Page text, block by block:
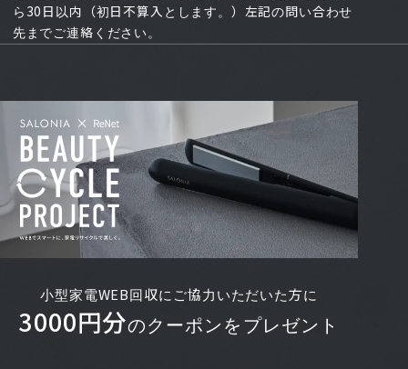
ら30日以内（初日不算入とします。）左記の問い合わせ
先までご連絡ください。
小型家電WEB回収にご協力いただいた方に
3000円分のクーポンをプレゼント